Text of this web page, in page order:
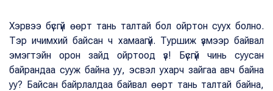
Хэрвээ бүсгүй өөрт тань талтай бол ойртон суух болно.
Тэр ичимхий байсан ч хамаагүй. Туршиж үзмээр байвал
эмэгтэйн орон зайд ойртоод үз! Бүсгүй чинь суусан
байрандаа сууж байна уу, эсвэл ухарч зайгаа авч байна
уу? Байсан байрлалдаа байвал өөрт тань талтай байна,